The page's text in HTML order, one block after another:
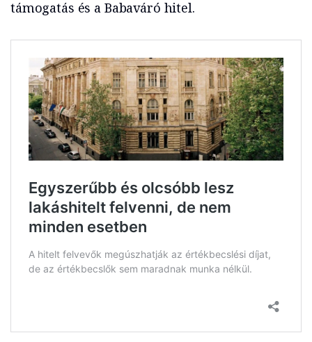
támogatás és a Babaváró hitel.